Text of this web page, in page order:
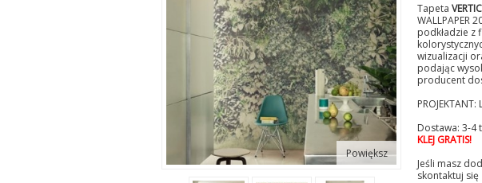
Powiększ
Tapeta
WALLPAPER
podkładzie z
wizualizacji
podając
producent
Dostawa: 3-4
KLEJ GRATIS!
Jeśli masz
skontaktuj